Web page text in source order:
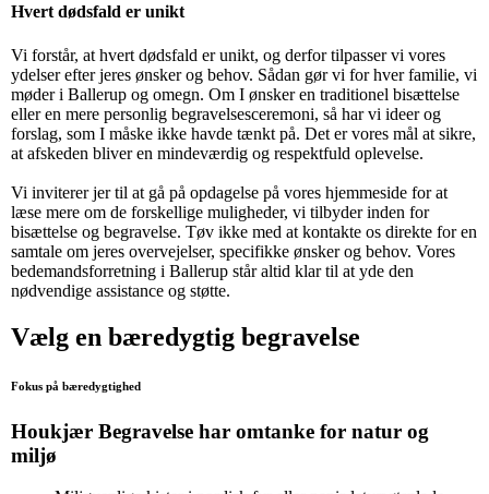
Hvert dødsfald er unikt
Vi forstår, at hvert dødsfald er unikt, og derfor tilpasser vi vores
ydelser efter jeres ønsker og behov. Sådan gør vi for hver familie, vi
møder i Ballerup og omegn. Om I ønsker en traditionel bisættelse
eller en mere personlig begravelsesceremoni, så har vi ideer og
forslag, som I måske ikke havde tænkt på. Det er vores mål at sikre,
at afskeden bliver en mindeværdig og respektfuld oplevelse.
Vi inviterer jer til at gå på opdagelse på vores hjemmeside for at
læse mere om de forskellige muligheder, vi tilbyder inden for
bisættelse og begravelse. Tøv ikke med at kontakte os direkte for en
samtale om jeres overvejelser, specifikke ønsker og behov. Vores
bedemandsforretning i Ballerup står altid klar til at yde den
nødvendige assistance og støtte.
Vælg en bæredygtig begravelse
Fokus på bæredygtighed
Houkjær Begravelse har omtanke for natur og
miljø